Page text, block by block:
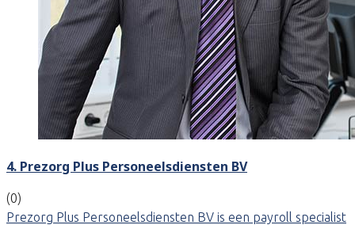
4. Prezorg Plus Personeelsdiensten BV
(0)
Prezorg Plus Personeelsdiensten BV is een payroll specialist